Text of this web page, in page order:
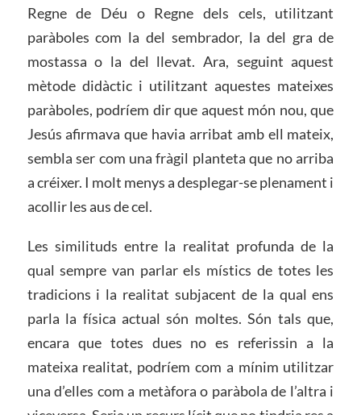
Regne de Déu o Regne dels cels, utilitzant
paràboles com la del sembrador, la del gra de
mostassa o la del llevat. Ara, seguint aquest
mètode didàctic i utilitzant aquestes mateixes
paràboles, podríem dir que aquest món nou, que
Jesús afirmava que havia arribat amb ell mateix,
sembla ser com una fràgil planteta que no arriba
a créixer. I molt menys a desplegar-se plenament i
acollir les aus de cel.
Les similituds entre la realitat profunda de la
qual sempre van parlar els místics de totes les
tradicions i la realitat subjacent de la qual ens
parla la física actual són moltes. Són tals que,
encara que totes dues no es referissin a la
mateixa realitat, podríem com a mínim utilitzar
una d’elles com a metàfora o paràbola de l’altra i